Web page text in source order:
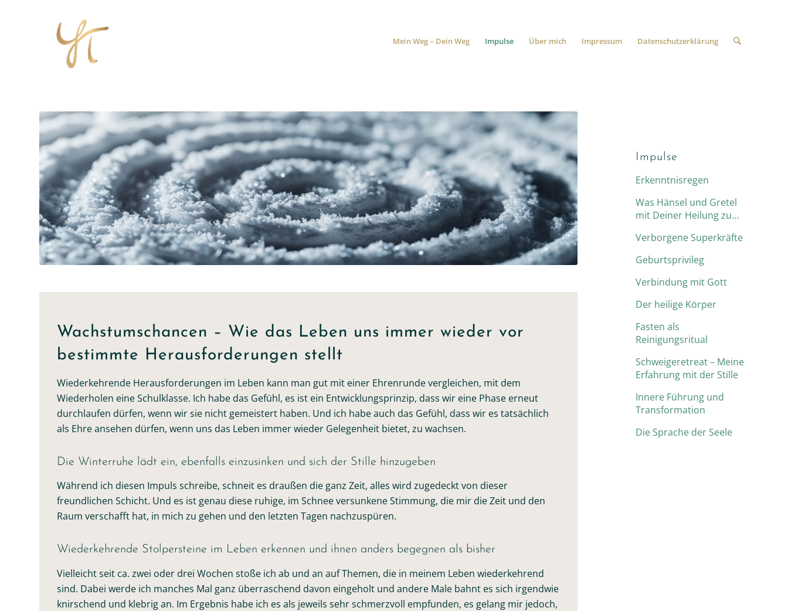
Mein Weg – Dein Weg Impulse Über mich Impressum Datenschutzerklärung
Wachstumschancen – Wie das Leben uns immer wieder vor
bestimmte Herausforderungen stellt
Wiederkehrende Herausforderungen im Leben kann man gut mit einer Ehrenrunde vergleichen, mit dem
Wiederholen eine Schulklasse. Ich habe das Gefühl, es ist ein Entwicklungsprinzip, dass wir eine Phase erneut
durchlaufen dürfen, wenn wir sie nicht gemeistert haben. Und ich habe auch das Gefühl, dass wir es tatsächlich
als Ehre ansehen dürfen, wenn uns das Leben immer wieder Gelegenheit bietet, zu wachsen.
Die Winterruhe lädt ein, ebenfalls einzusinken und sich der Stille hinzugeben
Während ich diesen Impuls schreibe, schneit es draußen die ganz Zeit, alles wird zugedeckt von dieser
freundlichen Schicht. Und es ist genau diese ruhige, im Schnee versunkene Stimmung, die mir die Zeit und den
Raum verschafft hat, in mich zu gehen und den letzten Tagen nachzuspüren.
Wiederkehrende Stolpersteine im Leben erkennen und ihnen anders begegnen als bisher
Vielleicht seit ca. zwei oder drei Wochen stoße ich ab und an auf Themen, die in meinem Leben wiederkehrend
sind. Dabei werde ich manches Mal ganz überraschend davon eingeholt und andere Male bahnt es sich irgendwie
knirschend und klebrig an. Im Ergebnis habe ich es als jeweils sehr schmerzvoll empfunden, es gelang mir jedoch,
Impulse
Erkenntnisregen
Was Hänsel und Gretel
mit Deiner Heilung zu
Verborgene Superkräfte
Geburtsprivileg
Verbindung mit Gott
Der heilige Körper
Fasten als
Reinigungsritual
Schweigeretreat – Meine
Erfahrung mit der Stille
Innere Führung und
Transformation
Die Sprache der Seele